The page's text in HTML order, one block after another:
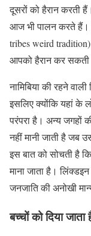
दूसरों को हैरान करती
आज भी पालन करते हैं।
tribes weird
आपको हैरान कर सकती
नामिबिया की रहने
इसलिए क्योंकि यहां के
परंपरा है। अन्य जगहों
नहीं मानी जाती है जब
इस बात को सोचती है
माना जाता है।
जनजाति की अनोखी
बच्चों को दिया